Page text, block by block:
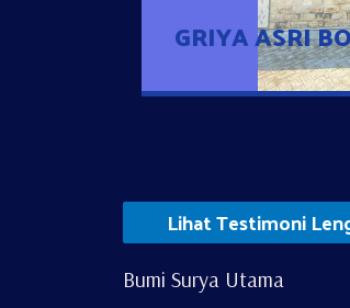
GRIYA ASRI
Lihat Testimoni
Bumi Surya Utama